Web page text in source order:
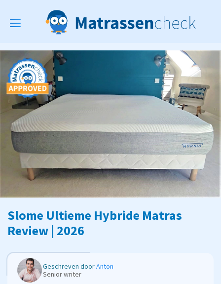
Toggle
Slome Ultieme Hybride Matras
Review | 2026
Geschreven doorAnton
Senior writer